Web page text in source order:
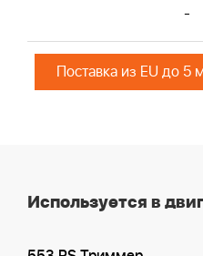
-
Поставка из EU до 5
Используется в